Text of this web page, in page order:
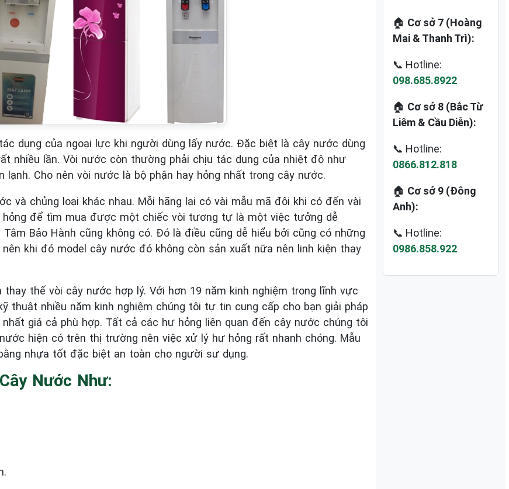
dụng của ngoại lực khi người dùng lấy nước. Đặc biệt là cây nước dùng
nhiều lần. Vòi nước còn thường phải chịu tác dụng của nhiệt độ như
lạnh. Cho nên vòi nước là bộ phận hay hỏng nhất trong cây nước.
và chủng loại khác nhau. Mỗi hãng lại có vài mẫu mã đôi khi có đến vài
hỏng để tìm mua được một chiếc vòi tương tự là một việc tưởng dễ
Bảo Hành cũng không có. Đó là điều cũng dễ hiểu bởi cũng có những
khi đó model cây nước đó không còn sản xuất nữa nên linh kiện thay
thế vòi cây nước hợp lý. Với hơn 19 năm kinh nghiệm trong lĩnh vực
thuật nhiều năm kinh nghiệm chúng tôi tự tin cung cấp cho bạn giải pháp
giá cả phù hợp. Tất cả các hư hỏng liên quan đến cây nước chúng tôi
hiện có trên thị trường nên việc xử lý hư hỏng rất nhanh chóng. Mẫu
nhựa tốt đặc biệt an toàn cho người sư dụng.
Nước Như:
🏠 Cơ sở 7 (Hoàng
Mai & Thanh Trì):
📞 Hotline:
098.685.8922
🏠 Cơ sở 8 (Bắc Từ
Liêm & Cầu Diễn):
📞 Hotline:
0866.812.818
🏠 Cơ sở 9 (Đông
Anh):
📞 Hotline:
0986.858.922